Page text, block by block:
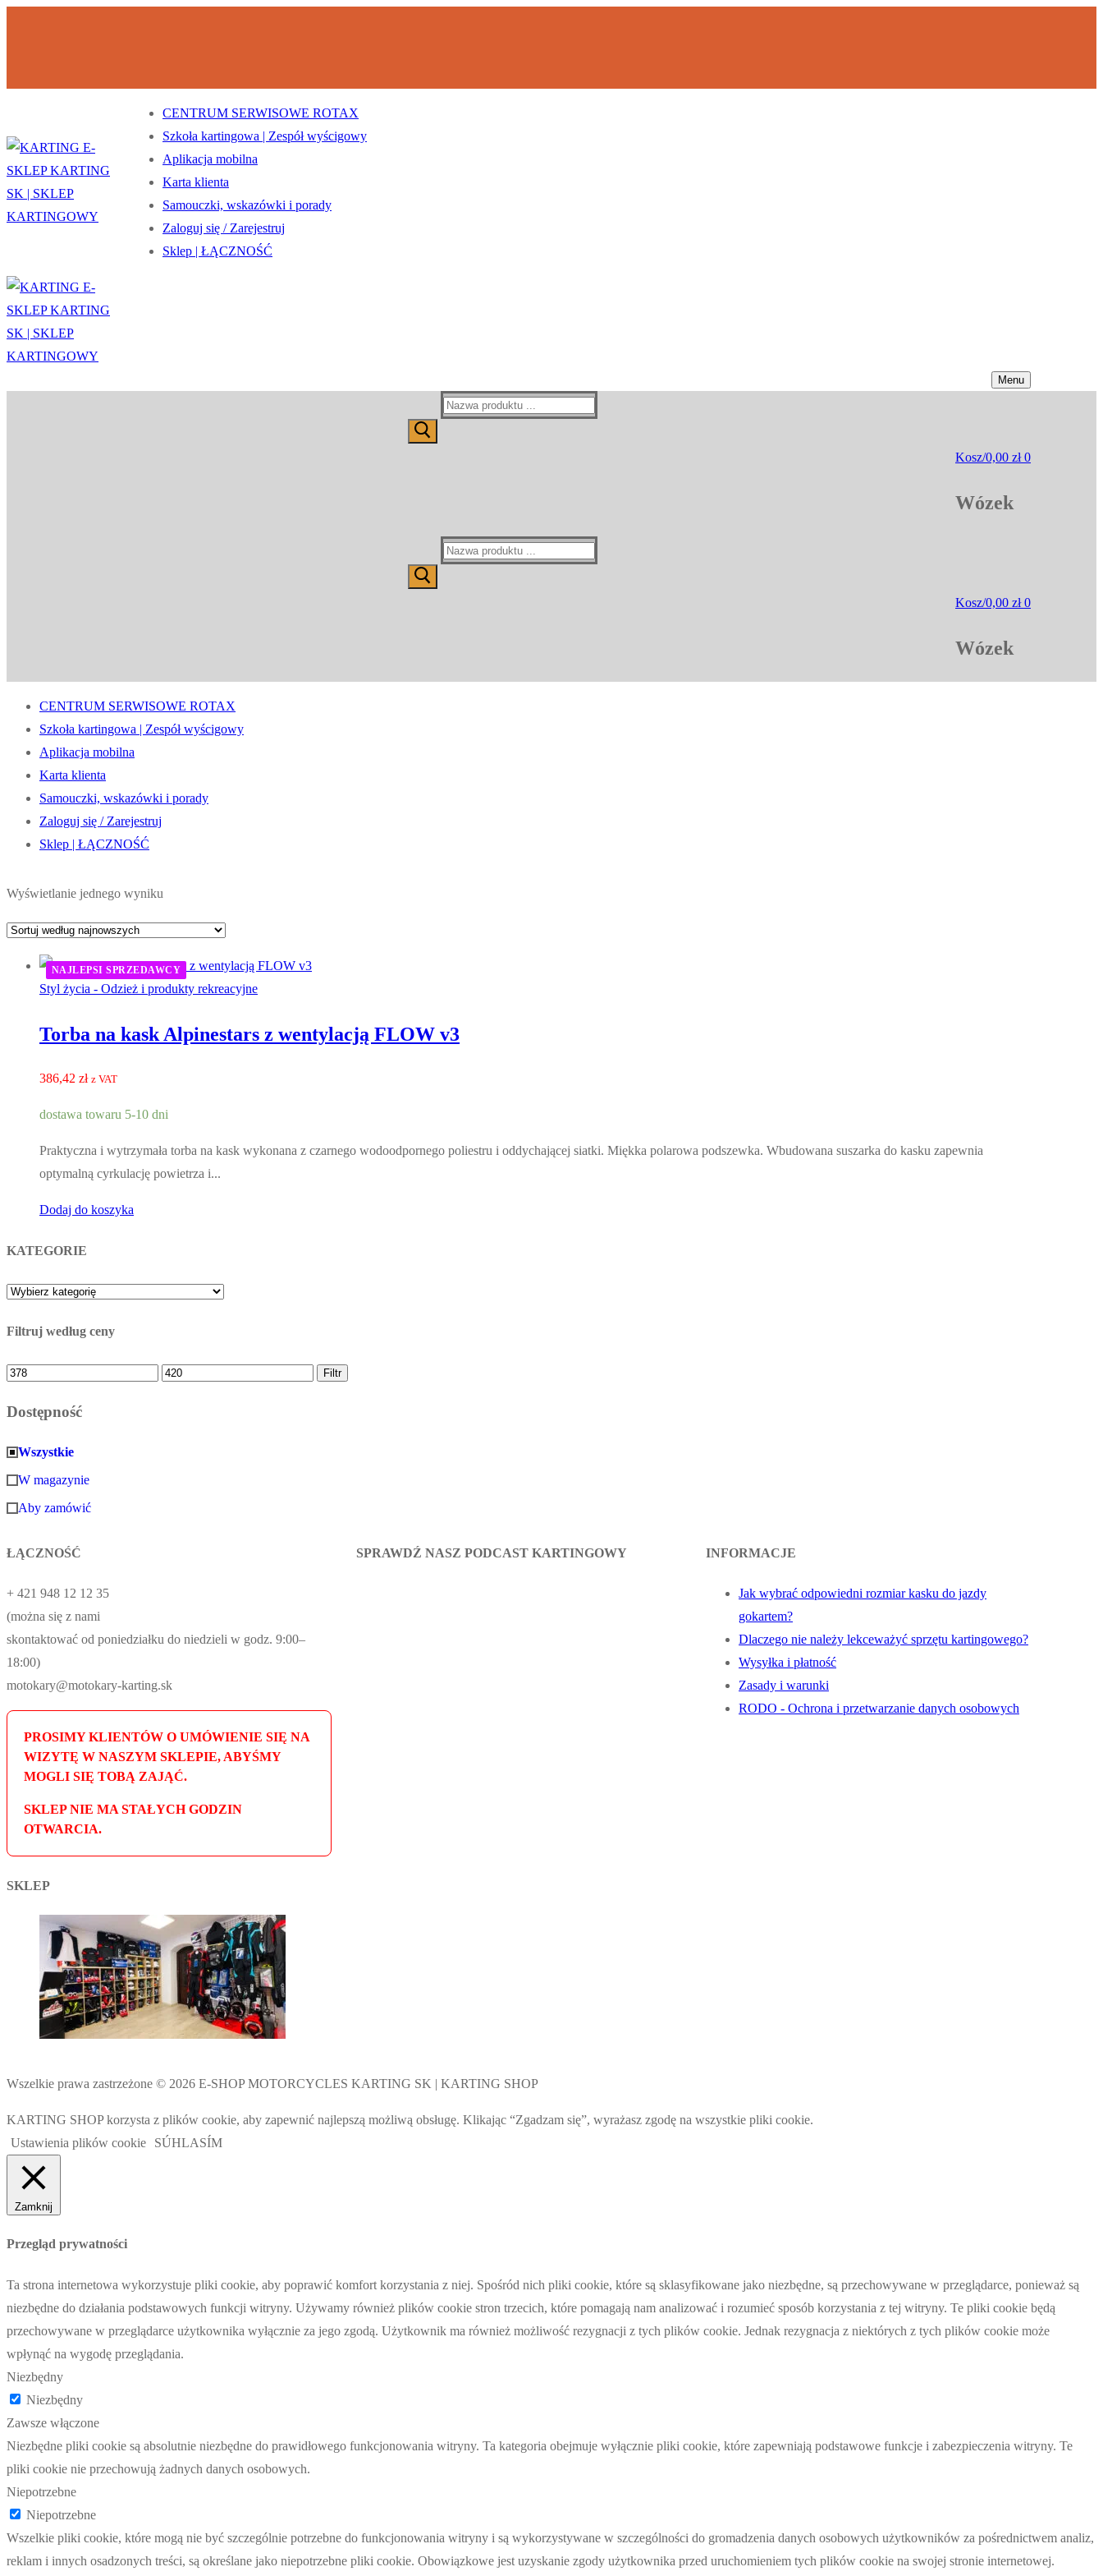
CENTRUM SERWISOWE ROTAX
Szkoła kartingowa | Zespół wyścigowy
Aplikacja mobilna
Karta klienta
Samouczki, wskazówki i porady
Zaloguj się / Zarejestruj
Sklep | ŁĄCZNOŚĆ
Menu
Wyszukaj:
Kosz/0,00 zł 0
Wózek
Wyszukaj:
Kosz/0,00 zł 0
Wózek
CENTRUM SERWISOWE ROTAX
Szkoła kartingowa | Zespół wyścigowy
Aplikacja mobilna
Karta klienta
Samouczki, wskazówki i porady
Zaloguj się / Zarejestruj
Sklep | ŁĄCZNOŚĆ
Wyświetlanie jednego wyniku
Styl życia - Odzież i produkty rekreacyjne
NAJLEPSI SPRZEDAWCY
Torba na kask Alpinestars z wentylacją FLOW v3
386,42 zł z VAT
dostawa towaru 5-10 dni
Praktyczna i wytrzymała torba na kask wykonana z czarnego wodoodpornego poliestru i oddychającej siatki. Miękka polarowa podszewka. Wbudowana suszarka do kasku zapewnia
optymalną cyrkulację powietrza i...
Dodaj do koszyka
KATEGORIE
Filtruj według ceny
Cena
Cena
Filtr
Dostępność
Wszystkie
W magazynie
Aby zamówić
ŁĄCZNOŚĆ
+ 421 948 12 12 35
(można się z nami
skontaktować od poniedziałku do niedzieli w godz. 9:00–
18:00)
motokary@motokary-karting.sk
PROSIMY KLIENTÓW O UMÓWIENIE SIĘ NA
WIZYTĘ W NASZYM SKLEPIE, ABYŚMY
MOGLI SIĘ TOBĄ ZAJĄĆ.
SKLEP NIE MA STAŁYCH GODZIN
OTWARCIA.
SKLEP
SPRAWDŹ NASZ PODCAST KARTINGOWY INFORMACJE
Jak wybrać odpowiedni rozmiar kasku do jazdy
gokartem?
Dlaczego nie należy lekceważyć sprzętu kartingowego?
Wysyłka i płatność
Zasady i warunki
RODO - Ochrona i przetwarzanie danych osobowych
Wszelkie prawa zastrzeżone © 2026 E-SHOP MOTORCYCLES KARTING SK | KARTING SHOP
KARTING SHOP korzysta z plików cookie, aby zapewnić najlepszą możliwą obsługę. Klikając “Zgadzam się”, wyrażasz zgodę na wszystkie pliki cookie.
Ustawienia plików cookie
SÚHLASÍM
Zamknij
Przegląd prywatności
Ta strona internetowa wykorzystuje pliki cookie, aby poprawić komfort korzystania z niej. Spośród nich pliki cookie, które są sklasyfikowane jako niezbędne, są przechowywane w przeglądarce, ponieważ są
niezbędne do działania podstawowych funkcji witryny. Używamy również plików cookie stron trzecich, które pomagają nam analizować i rozumieć sposób korzystania z tej witryny. Te pliki cookie będą
przechowywane w przeglądarce użytkownika wyłącznie za jego zgodą. Użytkownik ma również możliwość rezygnacji z tych plików cookie. Jednak rezygnacja z niektórych z tych plików cookie może
wpłynąć na wygodę przeglądania.
Niezbędny
Niezbędny
Zawsze włączone
Niezbędne pliki cookie są absolutnie niezbędne do prawidłowego funkcjonowania witryny. Ta kategoria obejmuje wyłącznie pliki cookie, które zapewniają podstawowe funkcje i zabezpieczenia witryny. Te
pliki cookie nie przechowują żadnych danych osobowych.
Niepotrzebne
Niepotrzebne
Wszelkie pliki cookie, które mogą nie być szczególnie potrzebne do funkcjonowania witryny i są wykorzystywane w szczególności do gromadzenia danych osobowych użytkowników za pośrednictwem analiz,
reklam i innych osadzonych treści, są określane jako niepotrzebne pliki cookie. Obowiązkowe jest uzyskanie zgody użytkownika przed uruchomieniem tych plików cookie na swojej stronie internetowej.